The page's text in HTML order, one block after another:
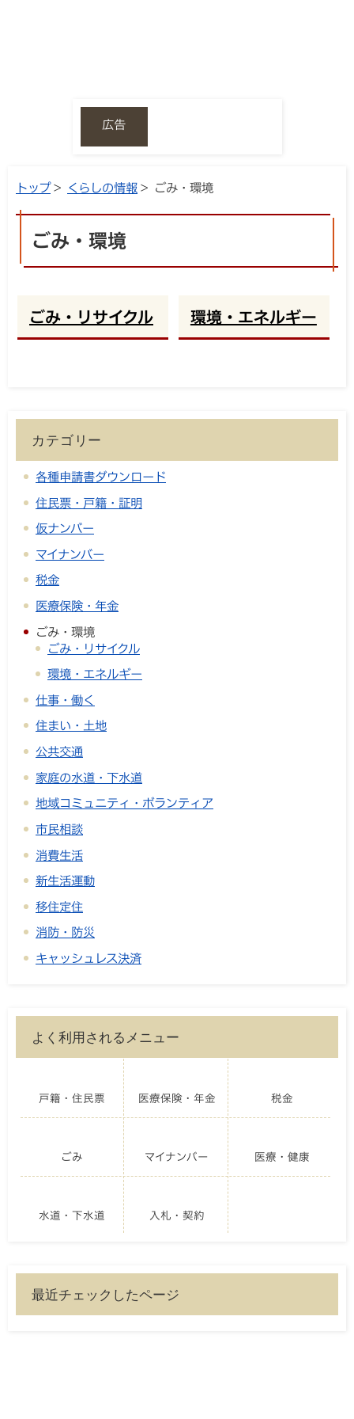
広告
トップ> くらしの情報 > ごみ・環境
ごみ・環境
ごみ・リサイクル 環境・エネルギー
カテゴリー
各種申請書ダウンロード
住民票・戸籍・証明
仮ナンバー
マイナンバー
税金
医療保険・年金
ごみ・環境
ごみ・リサイクル
環境・エネルギー
仕事・働く
住まい・土地
公共交通
家庭の水道・下水道
地域コミュニティ・ボランティア
市民相談
消費生活
新生活運動
移住定住
消防・防災
キャッシュレス決済
よく利用されるメニュー
戸籍・住民票 医療保険・年金 税金
ごみ マイナンバー 医療・健康
水道・下水道 入札・契約
最近チェックしたページ